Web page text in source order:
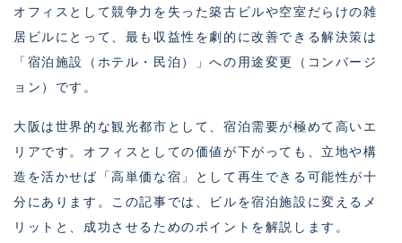
オフィスとして競争力を失った築古ビルや空室だらけの雑
居ビルにとって、最も収益性を劇的に改善できる解決策は
「宿泊施設（ホテル・民泊）」への用途変更（コンバージ
ョン）です。
大阪は世界的な観光都市として、宿泊需要が極めて高いエ
リアです。オフィスとしての価値が下がっても、立地や構
造を活かせば「高単価な宿」として再生できる可能性が十
分にあります。この記事では、ビルを宿泊施設に変えるメ
リットと、成功させるためのポイントを解説します。